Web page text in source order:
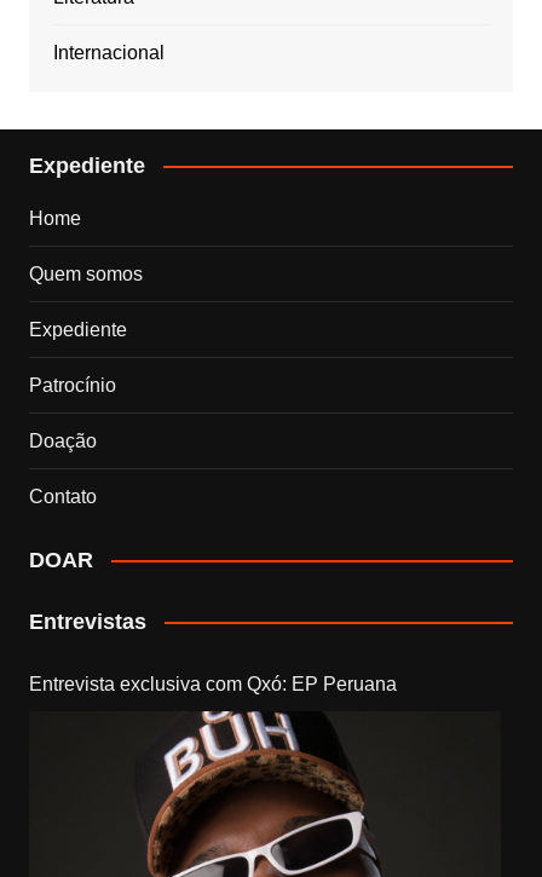
Internacional
Expediente
Home
Quem somos
Expediente
Patrocínio
Doação
Contato
DOAR
Entrevistas
Entrevista exclusiva com Qxó: EP Peruana